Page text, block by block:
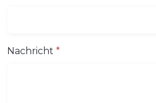
Nachricht *